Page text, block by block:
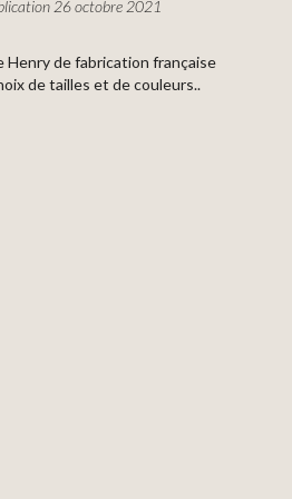
26 octobre 2021
Henry de fabrication française
de tailles et de couleurs..